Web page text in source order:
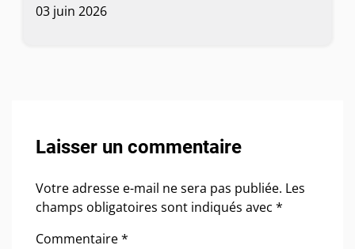
03 juin 2026
Laisser un commentaire
Votre adresse e-mail ne sera pas publiée. Les
champs obligatoires sont indiqués avec *
Commentaire*